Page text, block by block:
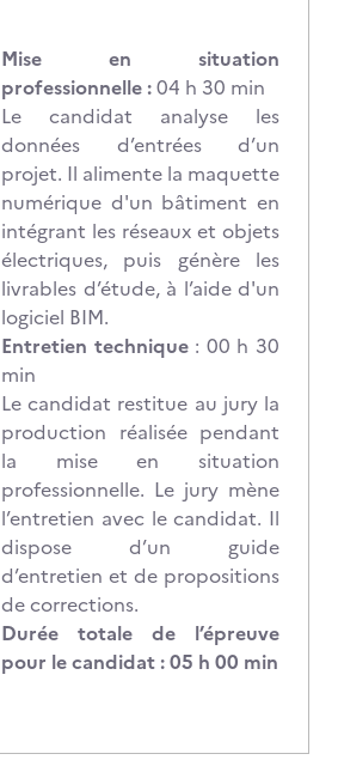
Mise en situation
professionnelle :04 h 30 min
Le candidat analyse les
données d’entrées d’un
projet. Il alimente la maquette
numérique d'un bâtiment en
intégrant les réseaux et objets
électriques, puis génère les
livrables d’étude, à l’aide d'un
logiciel BIM.
Entretien technique: 00 h 30
min
Le candidat restitue au jury la
production réalisée pendant
la mise en situation
professionnelle. Le jury mène
l’entretien avec le candidat. Il
dispose d’un guide
d’entretien et de propositions
de corrections.
Durée totale de l’épreuve
pour le candidat : 05 h 00 min